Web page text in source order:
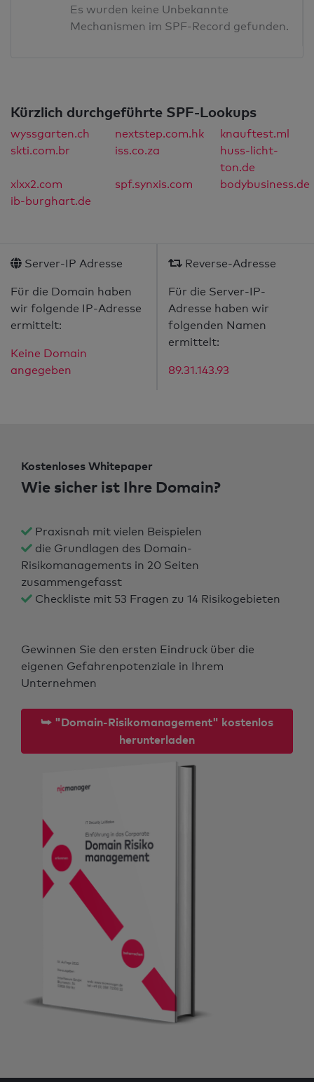
Es wurden keine Unbekannte
Mechanismen im SPF-Record gefunden.
Kürzlich durchgeführte SPF-Lookups
wyssgarten.ch nextstep.com.hk
knauftest.ml
skti.com.br
iss.co.za
huss-licht-
ton.de
xlxx2.com
spf.synxis.com
bodybusiness.de
ib-burghart.de
Server-IP Adresse
Für die Domain haben
wir folgende IP-Adresse
ermittelt:
Keine Domain
angegeben
Reverse-Adresse
Für die Server-IP-
Adresse haben wir
folgenden Namen
ermittelt:
89.31.143.93
Kostenloses Whitepaper
Wie sicher ist Ihre Domain?
Praxisnah mit vielen Beispielen
die Grundlagen des Domain-
Risikomanagements in 20 Seiten
zusammengefasst
Checkliste mit 53 Fragen zu 14 Risikogebieten
Gewinnen Sie den ersten Eindruck über die
eigenen Gefahrenpotenziale in Ihrem
Unternehmen
⮩ "Domain-Risikomanagement" kostenlos
herunterladen